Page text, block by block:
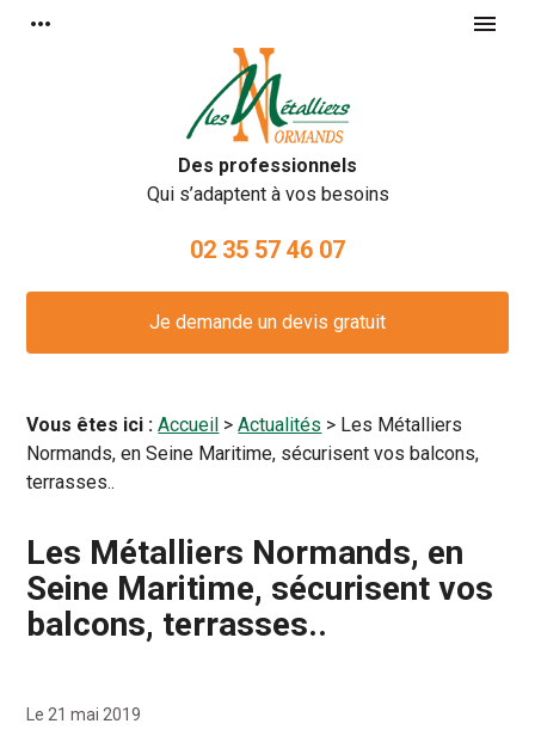
more_horiz menu
Des professionnels
Qui s’adaptent à vos besoins
02 35 57 46 07
Je demande un devis gratuit
Vous êtes ici : Accueil >Actualités > Les Métalliers
Normands, en Seine Maritime, sécurisent vos balcons,
terrasses..
Les Métalliers Normands, en
Seine Maritime, sécurisent vos
balcons, terrasses..
Le 21 mai 2019